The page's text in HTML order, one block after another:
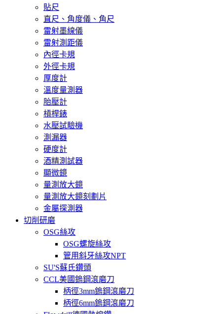
貼尺
直尺、角度儀、角尺
雷射墨線儀
雷射測距儀
內徑卡規
外徑卡規
厚度計
溫度量測器
胎壓計
槓桿錶
水壓試驗機
測漏器
硬度計
酒精測試器
顯微鏡
量測放大鏡
量測放大鏡刻劃片
金屬探測器
切削研磨
OSG絲攻
OSG螺旋絲攻
管用斜牙絲攻NPT
SU'S蘇氏鑽頭
CCL美國鎢鋼滾磨刀
柄徑3mm鎢鋼滾磨刀
柄徑6mm鎢鋼滾磨刀